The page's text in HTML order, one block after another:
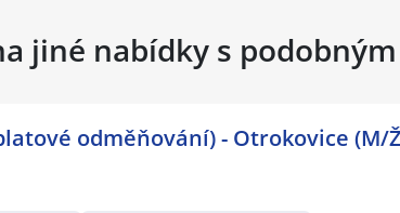
jiné nabídky s
odměňování) - Otrokovice (M/